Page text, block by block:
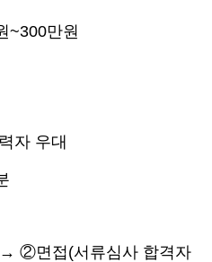
~300만원
자 우대
②면접(서류심사 합격자